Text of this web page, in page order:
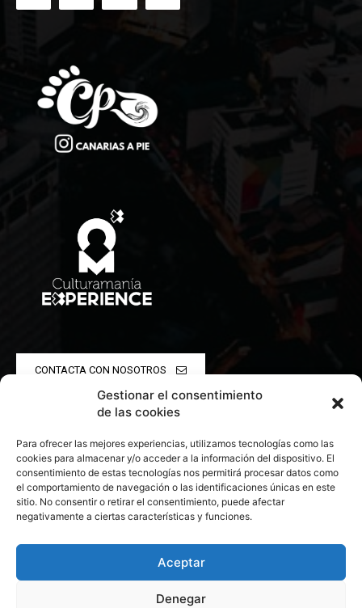
Gestionar el consentimiento
de las cookies
Para ofrecer las mejores experiencias, utilizamos tecnologías como las
cookies para almacenar y/o acceder a la información del dispositivo. El
consentimiento de estas tecnologías nos permitirá procesar datos como
el comportamiento de navegación o las identificaciones únicas en este
sitio. No consentir o retirar el consentimiento, puede afectar
negativamente a ciertas características y funciones.
Aceptar
Denegar
CONTACTA CON NOSOTROS
POLÍTICA DE PRIVACIDAD
POLÍTICA DE COOKIES
© 2026 Todos los derechos reservados. Culturamanía